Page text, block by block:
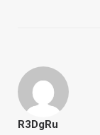
R3DgRu